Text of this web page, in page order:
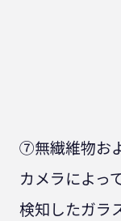
⑦無繊維物お
カメラによっ
検知したガラ